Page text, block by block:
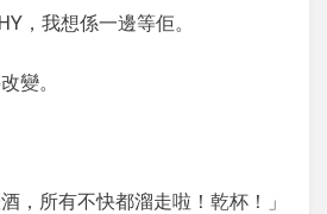
，我想係一邊等佢。
變。
，所有不快都溜走啦！乾杯！」